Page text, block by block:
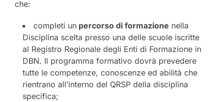
che:
completi un percorso di formazione nella
Disciplina scelta presso una delle scuole iscritte
al Registro Regionale degli Enti di Formazione in
DBN. Il programma formativo dovrà prevedere
tutte le competenze, conoscenze ed abilità che
rientrano all’interno del QRSP della disciplina
specifica;